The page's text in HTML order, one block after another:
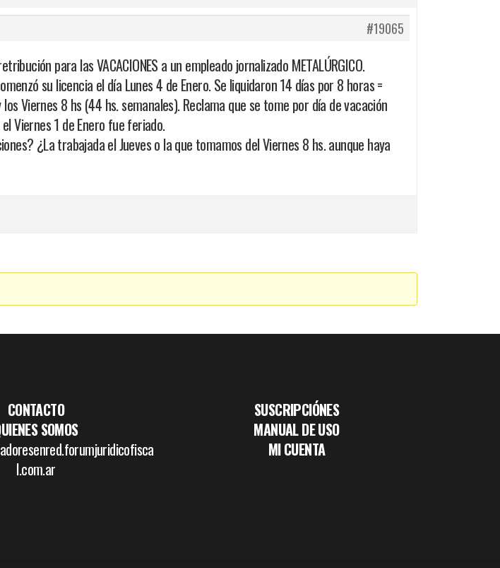
#19065
para las VACACIONES a un empleado jornalizado METALÚRGICO.
su licencia el día Lunes 4 de Enero. Se liquidaron 14 días por 8 horas =
Viernes 8 hs (44 hs. semanales). Reclama que se tome por día de vacación
Viernes 1 de Enero fue feriado.
¿La trabajada el Jueves o la que tomamos del Viernes 8 hs. aunque haya
CONTACTO
SOMOS
l.com.ar
SUSCRIPCIÓNES
MANUAL DE USO
MI CUENTA